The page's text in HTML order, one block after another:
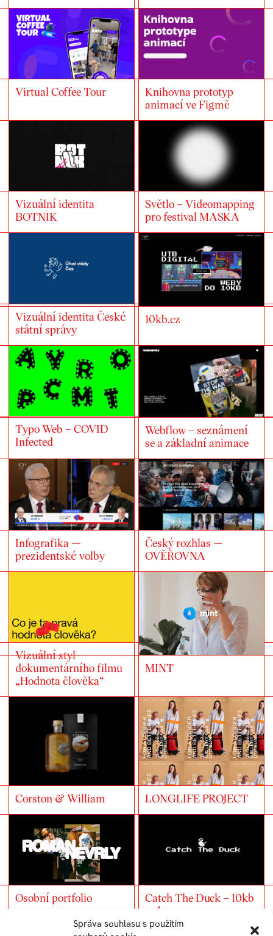
Správa souhlasu s použitím
Virtual Coffee Tour
Knihovna prototyp
animací ve Figmě
Vizuální identita
BOTNIK
Světlo – Videomapping
pro festival MASKA
Vizuální identita České
státní správy
10kb.cz
Typo Web – COVID
Infected
Webflow – seznámení
se a základní animace
Infografika —
prezidentské volby
Český rozhlas —
OVĚŘOVNA
Vizuální styl
dokumentárního filmu
„Hodnota člověka“
MINT
Corston & William LONGLIFE PROJECT
Osobní portfolio
Catch The Duck – 10kb
web